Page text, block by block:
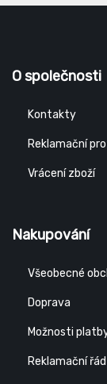
O společnosti
Kontakty
Reklamační
Vrácení zboží
Nakupování
Všeobecné
Doprava
Možnosti
Reklamační řád